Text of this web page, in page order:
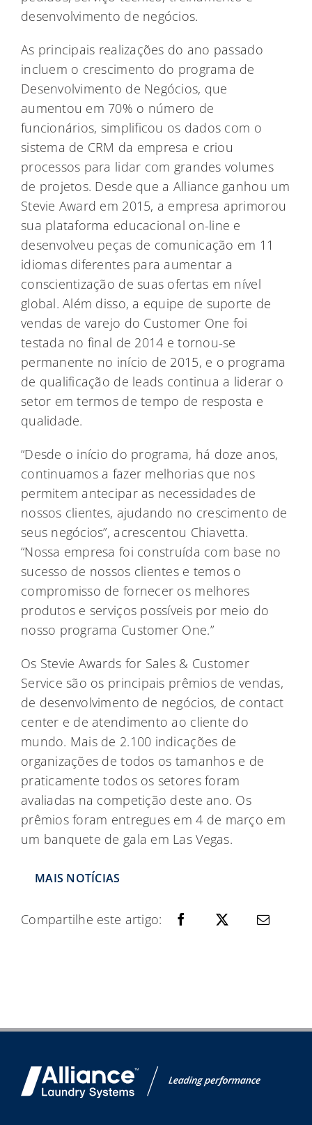
desenvolvimento de negócios.
As principais realizações do ano passado
incluem o crescimento do programa de
Desenvolvimento de Negócios, que
aumentou em 70% o número de
funcionários, simplificou os dados com o
sistema de CRM da empresa e criou
processos para lidar com grandes volumes
de projetos. Desde que a Alliance ganhou um
Stevie Award em 2015, a empresa aprimorou
sua plataforma educacional on-line e
desenvolveu peças de comunicação em 11
idiomas diferentes para aumentar a
conscientização de suas ofertas em nível
global. Além disso, a equipe de suporte de
vendas de varejo do Customer One foi
testada no final de 2014 e tornou-se
permanente no início de 2015, e o programa
de qualificação de leads continua a liderar o
setor em termos de tempo de resposta e
qualidade.
“Desde o início do programa, há doze anos,
continuamos a fazer melhorias que nos
permitem antecipar as necessidades de
nossos clientes, ajudando no crescimento de
seus negócios”, acrescentou Chiavetta.
“Nossa empresa foi construída com base no
sucesso de nossos clientes e temos o
compromisso de fornecer os melhores
produtos e serviços possíveis por meio do
nosso programa Customer One.”
Os Stevie Awards for Sales & Customer
Service são os principais prêmios de vendas,
de desenvolvimento de negócios, de contact
center e de atendimento ao cliente do
mundo. Mais de 2.100 indicações de
organizações de todos os tamanhos e de
praticamente todos os setores foram
avaliadas na competição deste ano. Os
prêmios foram entregues em 4 de março em
um banquete de gala em Las Vegas.
MAIS NOTÍCIAS
Compartilhe este artigo: